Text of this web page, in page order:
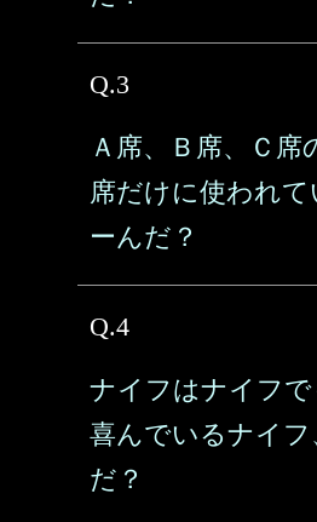
Q.3
Ａ席、Ｂ席、Ｃ席
席だけに使われて
ーんだ？
Q.4
ナイフはナイフで
喜んでいるナイフ
だ？